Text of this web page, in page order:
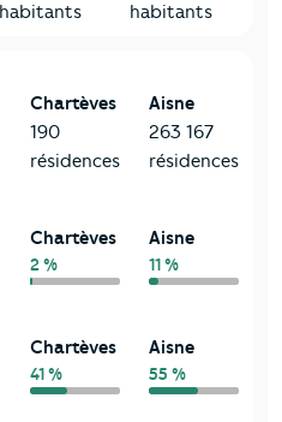
habitants
habitants
Chartèves
190
résidences
Aisne
263 167
résidences
Chartèves
2 %
Aisne
11 %
Chartèves
41 %
Aisne
55 %